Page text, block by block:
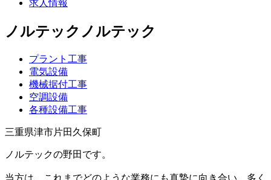
求⼈情報
ノルテック ノルテック
プラント工事
電気設備
機械据付工事
空調設備
各種設備工事
三重県津市片田久保町
ノルテックの野田です。
当方は、これまでどのような業務にも真摯に向き合い、多く